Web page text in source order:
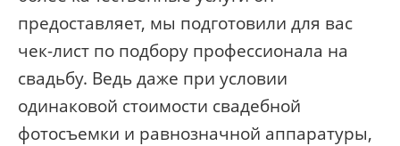
предоставляет, мы подготовили для вас
чек-лист по подбору профессионала на
свадьбу. Ведь даже при условии
одинаковой стоимости свадебной
фотосъемки и равнозначной аппаратуры,